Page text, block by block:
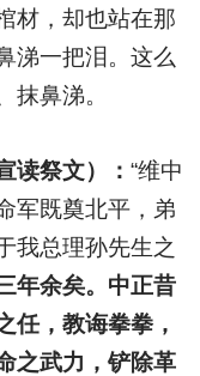
材，却也站在那
涕一把泪。这么
抹鼻涕。
读祭文）： “维中
军既奠北平，弟
我总理孙先生之
年余矣。中正昔
任，教诲拳拳，
之武力，铲除革